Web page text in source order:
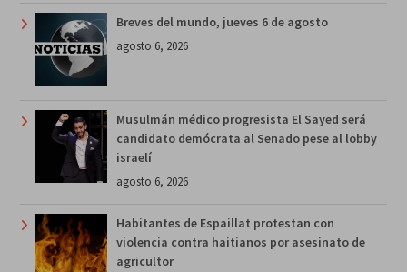
Breves del mundo, jueves 6 de agosto
agosto 6, 2026
Musulmán médico progresista El Sayed será
candidato demócrata al Senado pese al lobby
israelí
agosto 6, 2026
Habitantes de Espaillat protestan con
violencia contra haitianos por asesinato de
agricultor